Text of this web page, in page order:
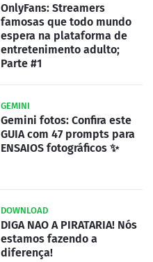
OnlyFans: Streamers
famosas que todo mundo
espera na plataforma de
entretenimento adulto;
Parte #1
GEMINI
Gemini fotos: Confira este
GUIA com 47 prompts para
ENSAIOS fotográficos ✨
DOWNLOAD
DIGA NAO A PIRATARIA! Nós
estamos fazendo a
diferença!